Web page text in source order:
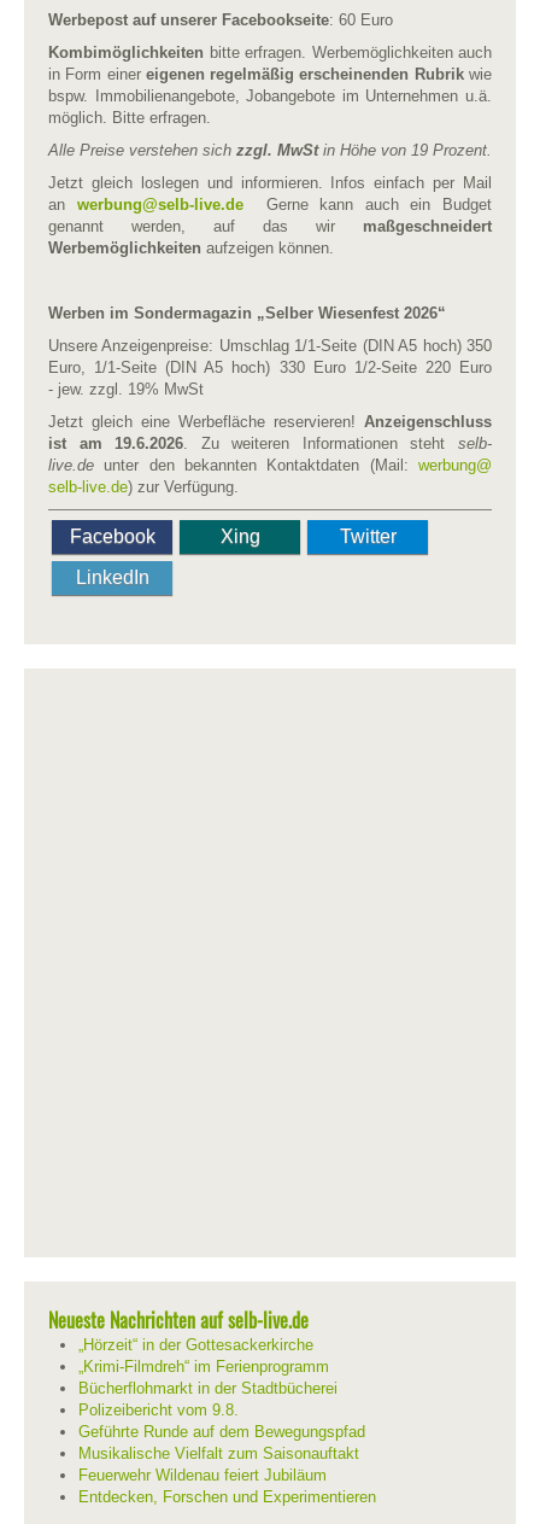
Werbepost auf unserer Facebookseite: 60 Euro
Kombimöglichkeiten bitte erfragen. Werbemöglichkeiten auch
in Form einer eigenen regelmäßig erscheinenden Rubrikwie
bspw. Immobilienangebote, Jobangebote im Unternehmen u.ä.
möglich. Bitte erfragen.
Alle Preise verstehen sich zzgl. MwStin Höhe von 19 Prozent.
Jetzt gleich loslegen und informieren. Infos einfach per Mail
an werbung​@​selb-live.de
Gerne kann auch ein Budget
genannt werden, auf das wir maßgeschneidert
Werbemöglichkeiten aufzeigen können.
Werben im Sondermagazin „Selber Wiesenfest 2026“
Unsere Anzeigenpreise: Umschlag 1/1-Seite (DIN A5 hoch) 350
Euro, 1/1-Seite (DIN A5 hoch) 330 Euro 1/2-Seite 220 Euro
- jew. zzgl. 19% MwSt
Jetzt gleich eine Werbefläche reservieren! Anzeigenschluss
ist am 19.6.2026 . Zu weiteren Informationen stehtselb-
live.de unter den bekannten Kontaktdaten (Mail: werbung​@
selb-live.de) zur Verfügung.
Facebook Xing
Twitter
LinkedIn
Neueste Nachrichten auf selb-live.de
„Hörzeit“ in der Gottesackerkirche
„Krimi-Filmdreh“ im Ferienprogramm
Bücherflohmarkt in der Stadtbücherei
Polizeibericht vom 9.8.
Geführte Runde auf dem Bewegungspfad
Musikalische Vielfalt zum Saisonauftakt
Feuerwehr Wildenau feiert Jubiläum
Entdecken, Forschen und Experimentieren